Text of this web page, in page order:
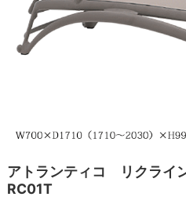
アトランティコ リクラ
RC01T